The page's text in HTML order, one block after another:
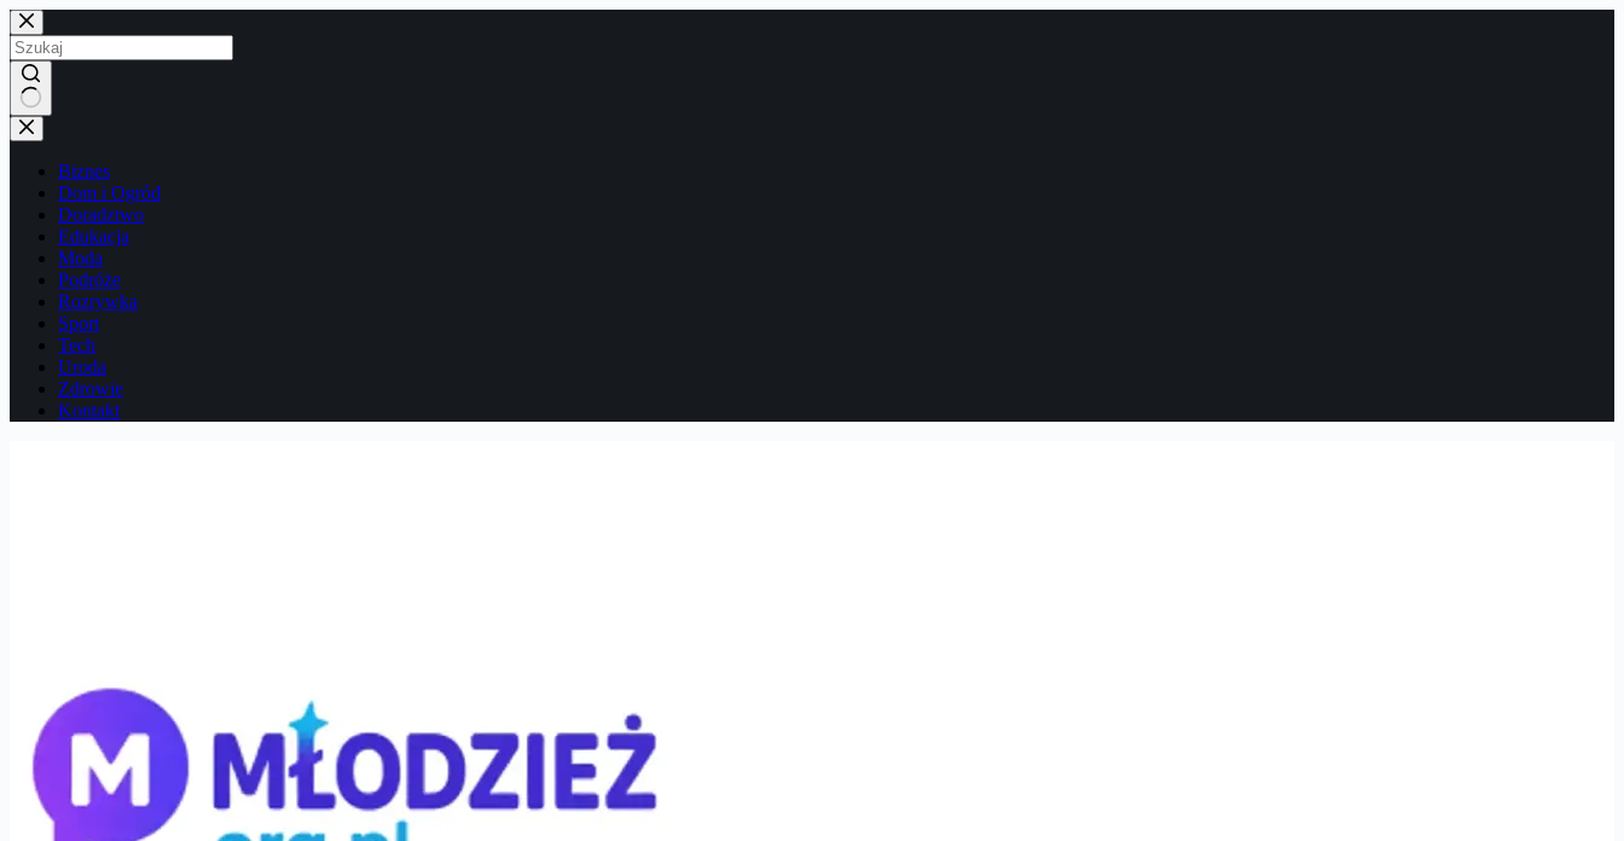
Przejdź
do
treści
Brak
wyników
Biznes
Dom i Ogród
Doradztwo
Edukacja
Moda
Podróże
Rozrywka
Sport
Tech
Uroda
Zdrowie
Kontakt